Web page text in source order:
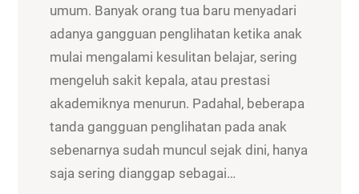
umum. Banyak orang tua baru menyadari
adanya gangguan penglihatan ketika anak
mulai mengalami kesulitan belajar, sering
mengeluh sakit kepala, atau prestasi
akademiknya menurun. Padahal, beberapa
tanda gangguan penglihatan pada anak
sebenarnya sudah muncul sejak dini, hanya
saja sering dianggap sebagai…